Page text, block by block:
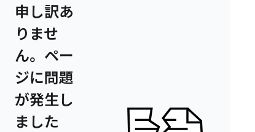
申し訳あ
りませ
ん。ペー
ジに問題
が発生し
ました